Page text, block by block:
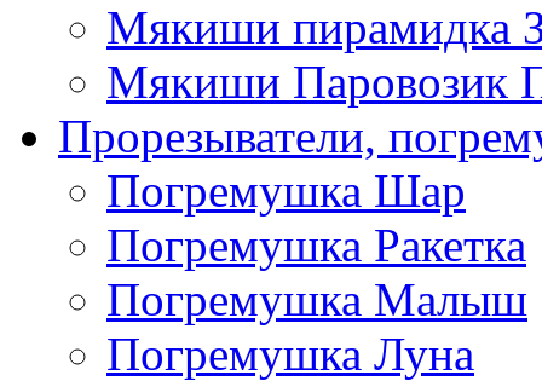
Мякиши пирамидка
Мякиши Паровозик
Прорезыватели,
Погремушка Шар
Погремушка Ракетка
Погремушка Малыш
Погремушка Луна